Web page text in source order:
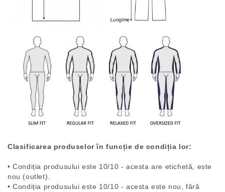
Clasificarea produselor în funcție de condiția lor:
• Condiția produsului este 10/10 - acesta are etichetă, este
nou (outlet).
• Condiția produsului este 10/10 - acesta este nou, fără